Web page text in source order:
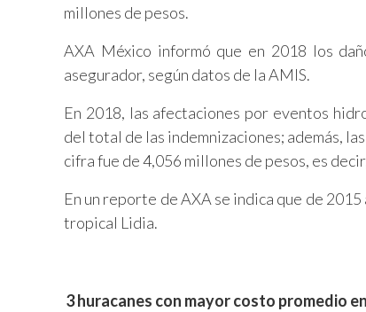
millones de pesos.
AXA México informó que en 2018 los
asegurador, según datos de la AMIS.
En 2018, las afectaciones por eventos
del total de las indemnizaciones; además,
cifra fue de 4,056 millones de pesos, es
En un reporte de AXA se indica que de
tropical Lidia.
3 huracanes con mayor costo promedio